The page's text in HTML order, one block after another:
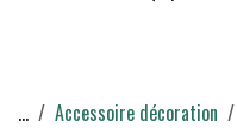
... Accessoire décoration